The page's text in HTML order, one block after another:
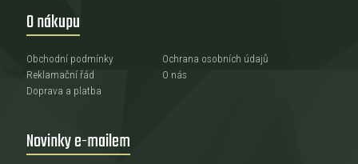
O nákupu
Obchodní podmínky
Reklamační řád
Doprava a platba
Ochrana osobních údajů
O nás
Novinky e-mailem